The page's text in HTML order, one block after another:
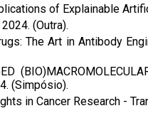
of Explainable
(Outra).
The Art in Antibody
(Simpósio).
in Cancer Research -